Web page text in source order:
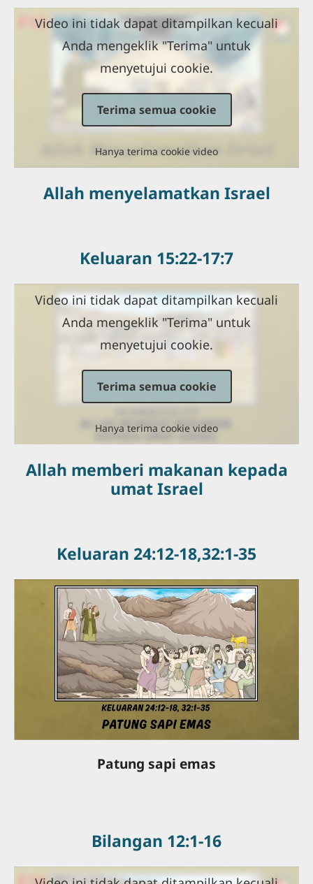
Video ini tidak dapat ditampilkan kecuali
Anda mengeklik "Terima" untuk
menyetujui cookie.
Terima semua cookie
Hanya terima cookie video
Allah menyelamatkan Israel
Keluaran 15:22-17:7
Video ini tidak dapat ditampilkan kecuali
Anda mengeklik "Terima" untuk
menyetujui cookie.
Terima semua cookie
Hanya terima cookie video
Allah memberi makanan kepada
umat Israel
Keluaran 24:12-18,32:1-35
Patung sapi emas
Bilangan 12:1-16